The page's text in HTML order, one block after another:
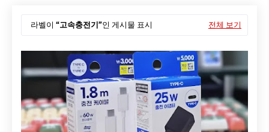
라벨이 고속충전기 인 게시물 표시 전체 보기